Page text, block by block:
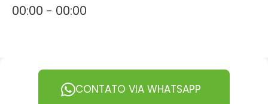
00:00 - 00:00
CONTATO VIA WHATSAPP